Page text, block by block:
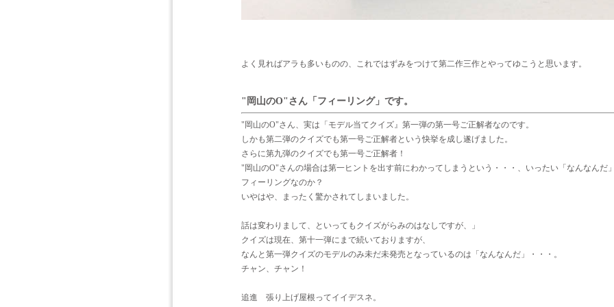
よく見ればアラも多いものの、これではずみをつけて第二作三作とやってゆこうと思います。
"岡山のO"さん「フィーリング」です。
"岡山のO"さん、実は「モデル当てクイズ』第一弾の第一号ご正解者なのです。
しかも第二弾のクイズでも第一号ご正解者という快挙を成し遂げました。
さらに第九弾のクイズでも第一号ご正解者！
"岡山のO"さんの場合は第一ヒントを出す前にわかってしまうという・・・、いったい「なんなんだ
フィーリングなのか？
いやはや、まったく驚かされてしまいました。
話は変わりまして、といってもクイズがらみのはなしですが、」
クイズは現在、第十一弾にまで続いておりますが、
なんと第一弾クイズのモデルのみ未だ未発売となっているのは「なんなんだ」・・・。
チャン、チャン！
追進 張り上げ屋根ってイイデスネ。